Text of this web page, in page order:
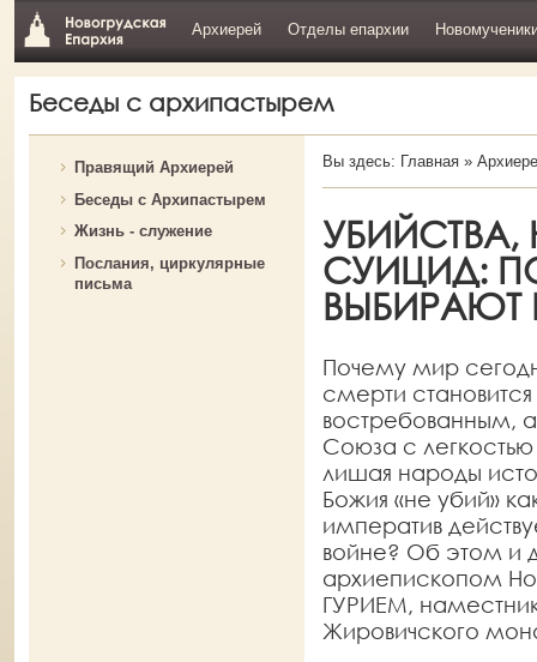
Архиерей Отделы епархии
Беседы с архипастырем
Правящий Архиерей
Беседы с Архипастырем
Жизнь - служение
Послания, циркулярные
письма
Вы здесь: Главная»
УБИЙСТВА,
СУИЦИД:
ВЫБИРАЮТ
Почему мир
смерти
востребованным,
Союза с
лишая народы
Божия «не убий»
императив
войне? Об этом и
архиепископом
ГУРИЕМ,
Жировичского